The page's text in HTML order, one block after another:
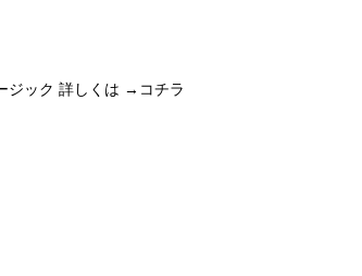
ック 詳しくは →コチラ